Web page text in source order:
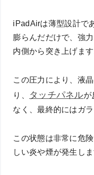
iPadAirは薄型設計で
膨らんだだけで、強
内側から突き上げます
この圧力により、液
り、
タッチパネルが
なく、最終的にはガ
この状態は非常に危
しい炎や煙が発生しま